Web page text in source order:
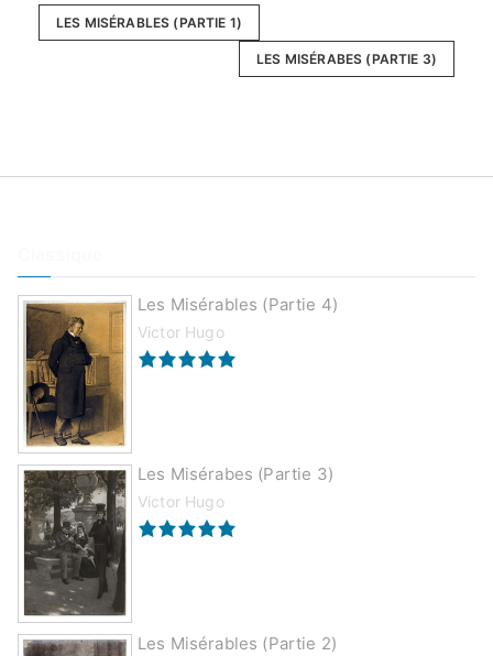
LES MISÉRABLES (PARTIE 1)
LES MISÉRABES (PARTIE 3)
Les Misérables (partie 4)
Victor Hugo
Les Misérabes (partie 3)
Victor Hugo
Les Misérables (partie 2)